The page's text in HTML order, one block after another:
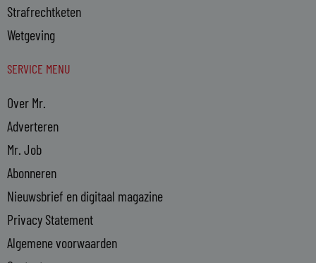
Strafrechtketen
Wetgeving
SERVICE MENU
Over Mr.
Adverteren
Mr. Job
Abonneren
Nieuwsbrief en digitaal magazine
Privacy Statement
Algemene voorwaarden